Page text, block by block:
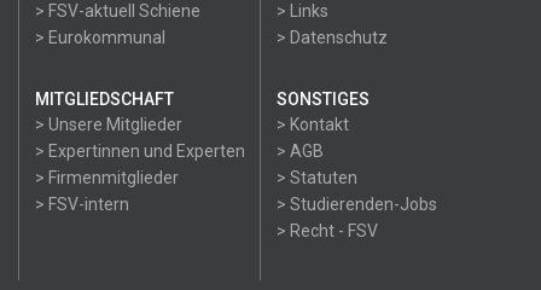
> FSV-aktuell Schiene
> Eurokommunal
> Links
> Datenschutz
MITGLIEDSCHAFT
> Unsere Mitglieder
> Expertinnen und Experten
> Firmenmitglieder
> FSV-intern
SONSTIGES
> Kontakt
> AGB
> Statuten
> Studierenden-Jobs
> Recht - FSV